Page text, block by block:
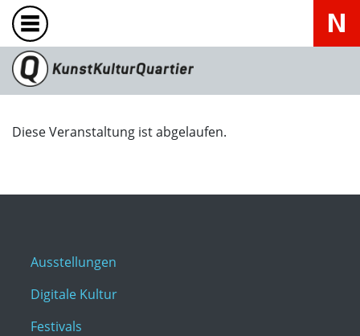
Diese Veranstaltung ist abgelaufen.
Ausstellungen
Digitale Kultur
Festivals